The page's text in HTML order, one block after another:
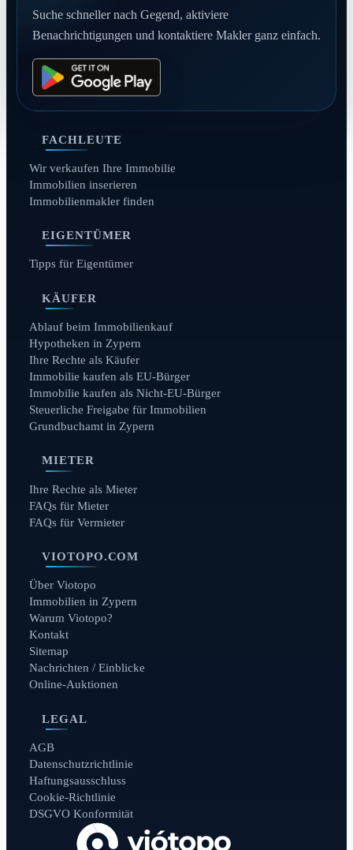
Suche schneller nach Gegend, aktiviere
Benachrichtigungen und kontaktiere Makler ganz einfach.
FACHLEUTE
Wir verkaufen Ihre Immobilie
Immobilien inserieren
Immobilienmakler finden
EIGENTÜMER
Tipps für Eigentümer
KÄUFER
Ablauf beim Immobilienkauf
Hypotheken in Zypern
Ihre Rechte als Käufer
Immobilie kaufen als EU-Bürger
Immobilie kaufen als Nicht-EU-Bürger
Steuerliche Freigabe für Immobilien
Grundbuchamt in Zypern
MIETER
Ihre Rechte als Mieter
FAQs für Mieter
FAQs für Vermieter
VIOTOPO.COM
Über Viotopo
Immobilien in Zypern
Warum Viotopo?
Kontakt
Sitemap
Nachrichten / Einblicke
Online-Auktionen
LEGAL
AGB
Datenschutzrichtlinie
Haftungsausschluss
Cookie-Richtlinie
DSGVO Konformität